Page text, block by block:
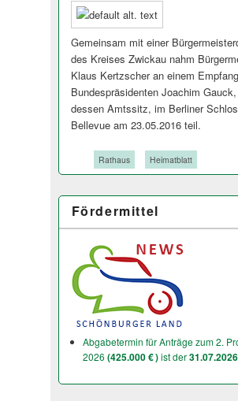
Gemeinsam mit einer
des Kreises Zwickau nahm
Klaus Kertzscher an einem
Bundespräsidenten Joachim
dessen Amtssitz, im Berliner
Bellevue am 23.05.2016 teil.
Rathaus Heimatblatt
Fördermittel
Abgabetermin für Anträge zum 2.
2026 (425.000 € )ist der31.07.2026